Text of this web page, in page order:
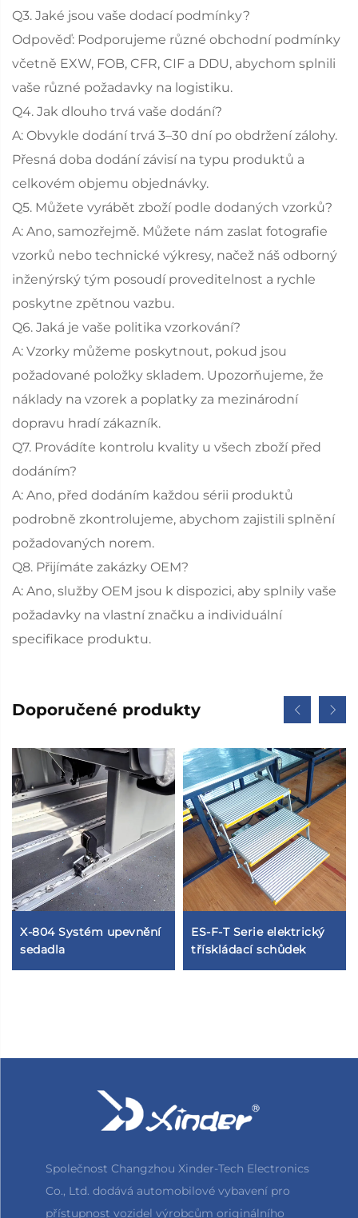
Q3. Jaké jsou vaše dodací podmínky?
Odpověď: Podporujeme různé obchodní podmínky
včetně EXW, FOB, CFR, CIF a DDU, abychom splnili
vaše různé požadavky na logistiku.
Q4. Jak dlouho trvá vaše dodání?
A: Obvykle dodání trvá 3–30 dní po obdržení zálohy.
Přesná doba dodání závisí na typu produktů a
celkovém objemu objednávky.
Q5. Můžete vyrábět zboží podle dodaných vzorků?
A: Ano, samozřejmě. Můžete nám zaslat fotografie
vzorků nebo technické výkresy, načež náš odborný
inženýrský tým posoudí proveditelnost a rychle
poskytne zpětnou vazbu.
Q6. Jaká je vaše politika vzorkování?
A: Vzorky můžeme poskytnout, pokud jsou
požadované položky skladem. Upozorňujeme, že
náklady na vzorek a poplatky za mezinárodní
dopravu hradí zákazník.
Q7. Provádíte kontrolu kvality u všech zboží před
dodáním?
A: Ano, před dodáním každou sérii produktů
podrobně zkontrolujeme, abychom zajistili splnění
požadovaných norem.
Q8. Přijímáte zakázky OEM?
A: Ano, služby OEM jsou k dispozici, aby splnily vaše
požadavky na vlastní značku a individuální
specifikace produktu.
Doporučené produkty
X-804 Systém upevnění
sedadla
ES-F-T Serie elektrický
třískládací schůdek
Společnost Changzhou Xinder-Tech Electronics
Co., Ltd. dodává automobilové vybavení pro
přístupnost vozidel výrobcům originálního